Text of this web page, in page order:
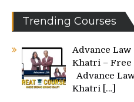
Trending Courses
Advance
Khatri – Free
Advance
Khatri
[…]